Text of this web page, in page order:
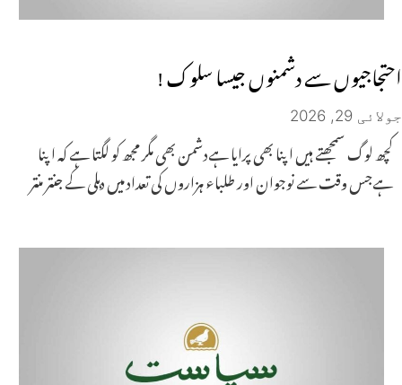
احتجاجیوں سے دشمنوں جیسا سلوک !
جولائی 29, 2026
کچھ لوگ سمجھتے ہیں اپنا بھی پرایا ہےدشمن بھی مگر مجھ کو لگتا ہے کہ اپنا
ہےجس وقت سے نوجوان اور طلباء ہزاروں کی تعداد میں دہلی کے جنتر منتر